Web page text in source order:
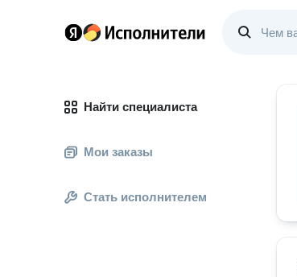
Найти специалиста
Мои заказы
Стать исполнителем